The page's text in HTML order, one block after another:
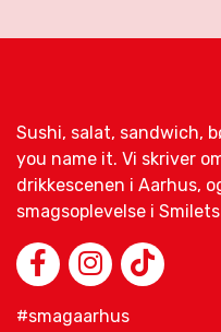
Sushi, salat, sandwich,
you name it. Vi skriver
drikkescenen i Aarhus,
smagsoplevelse i
#smagaarhus